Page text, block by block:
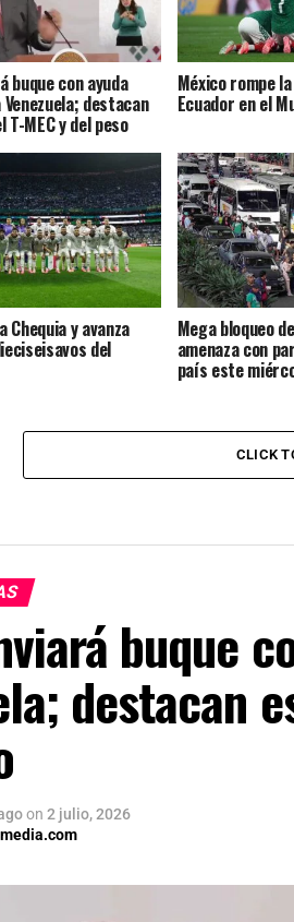
buque con ayuda
destacan
MEC y del peso
México rompe
Ecuador en el
Chequia y avanza
del
Mega bloqueo
amenaza con
país este
CLICK
buque
destacan
on 2 julio, 2026